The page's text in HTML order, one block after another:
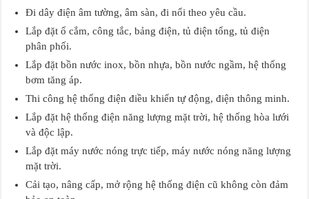
Đi dây điện âm tường, âm sàn, đi nổi theo yêu cầu.
Lắp đặt ổ cắm, công tắc, bảng điện, tủ điện tổng, tủ điện
phân phối.
Lắp đặt bồn nước inox, bồn nhựa, bồn nước ngầm, hệ thống
bơm tăng áp.
Thi công hệ thống điện điều khiển tự động, điện thông minh.
Lắp đặt hệ thống điện năng lượng mặt trời, hệ thống hòa lưới
và độc lập.
Lắp đặt máy nước nóng trực tiếp, máy nước nóng năng lượng
mặt trời.
Cải tạo, nâng cấp, mở rộng hệ thống điện cũ không còn đảm